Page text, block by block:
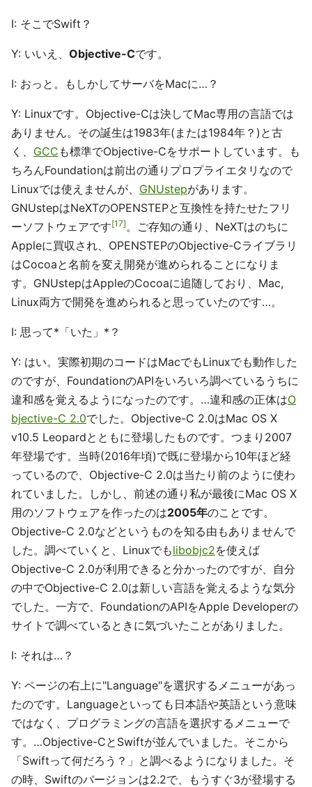
I: そこでSwift？
Y: いいえ、 Objective-Cです。
I: おっと。もしかしてサーバをMacに…？
Y: Linuxです。Objective-Cは決してMac専用の言語では
ありません。その誕生は1983年(または1984年？)と古
く、 GCC も標準でObjective-Cをサポートしています。も
ちろんFoundationは前出の通りプロプライエタリなので
Linuxでは使えませんが、 GNUstepがあります。
GNUstepはNeXTのOPENSTEPと互換性を持たせたフリ
ーソフトウェアです 17 。ご存知の通り、NeXTはのちに
Appleに買収され、OPENSTEPのObjective-Cライブラリ
はCocoaと名前を変え開発が進められることになりま
す。GNUstepはAppleのCocoaに追随しており、Mac,
Linux両方で開発を進められると思っていたのです…。
I: 思って*「いた」*？
Y: はい。実際初期のコードはMacでもLinuxでも動作した
のですが、FoundationのAPIをいろいろ調べているうちに
違和感を覚えるようになったのです。…違和感の正体はO
bjective-C 2.0でした。Objective-C 2.0はMac OS X
v10.5 Leopardとともに登場したものです。つまり2007
年登場です。当時(2016年頃)で既に登場から10年ほど経
っているので、Objective-C 2.0は当たり前のように使わ
れていました。しかし、前述の通り私が最後にMac OS X
用のソフトウェアを作ったのは2005年のことです。
Objective-C 2.0などというものを知る由もありませんで
した。調べていくと、Linuxでもlibobjc2を使えば
Objective-C 2.0が利用できると分かったのですが、自分
の中でObjective-C 2.0は新しい言語を覚えるような気分
でした。一方で、FoundationのAPIをApple Developerの
サイトで調べているときに気づいたことがありました。
I: それは…？
Y: ページの右上に"Language"を選択するメニューがあっ
たのです。Languageといっても日本語や英語という意味
ではなく、プログラミングの言語を選択するメニューで
す。…Objective-CとSwiftが並んでいました。そこから
「Swiftって何だろう？」と調べるようになりました。そ
の時、Swiftのバージョンは2.2で、もうすぐ3が登場する